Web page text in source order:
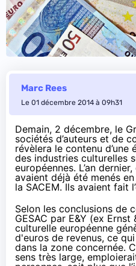
Marc Rees
Le 01 décembre 2014 à 09h31
Demain, 2 décembre, le
sociétés d’auteurs et de
révèlera le contenu
des industries culturelles
européennes. L’an
avaient déjà été menés
la SACEM. Ils avaient fait
Selon les conclusions de
GESAC par E&Y (ex Ernst
culturelle européenne
d'euros de revenus, ce
dans la zone concernée.
sens très large,